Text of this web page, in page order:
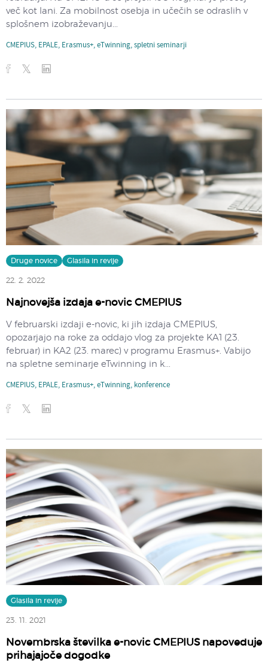
več kot lani. Za mobilnost osebja in učečih se odraslih v
splošnem izobraževanju...
CMEPIUS, EPALE, Erasmus+,eTwinning,spletni seminarji
Druge novice Glasila in revije
22. 2. 2022
Najnovejša izdaja e-novic CMEPIUS
V februarski izdaji e-novic, ki jih izdaja CMEPIUS,
opozarjajo na roke za oddajo vlog za projekte KA1 (23.
februar) in KA2 (23. marec) v programu Erasmus+. Vabijo
na spletne seminarje eTwinning in k...
CMEPIUS, EPALE, Erasmus+,eTwinning, konference
Glasila in revije
23. 11. 2021
Novembrska številka e-novic CMEPIUS napoveduje
prihajajoče dogodke